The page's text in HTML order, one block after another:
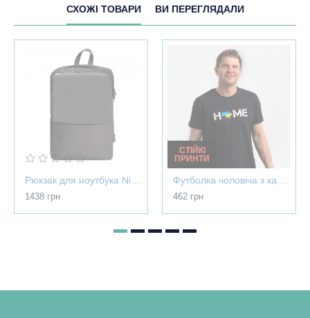
СХОЖІ ТОВАРИ ВИ ПЕРЕГЛЯДАЛИ
1438 грн
СТІЙКІ
ПРИНТИ
462 грн